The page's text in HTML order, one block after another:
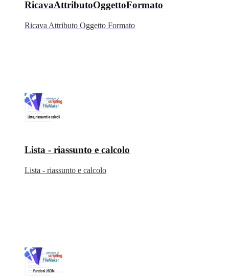
RicavaAttributoOggettoFormato
Ricava Attributo Oggetto Formato
Lista - riassunto e calcolo
Lista - riassunto e calcolo